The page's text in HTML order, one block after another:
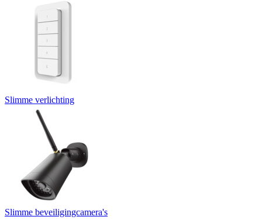
Slimme verlichting
Slimme beveiligingcamera's